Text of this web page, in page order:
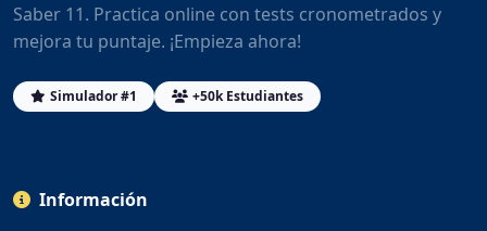
Saber 11. Practica online con tests cronometrados y
mejora tu puntaje. ¡Empieza ahora!
Simulador #1 +50k Estudiantes
Información